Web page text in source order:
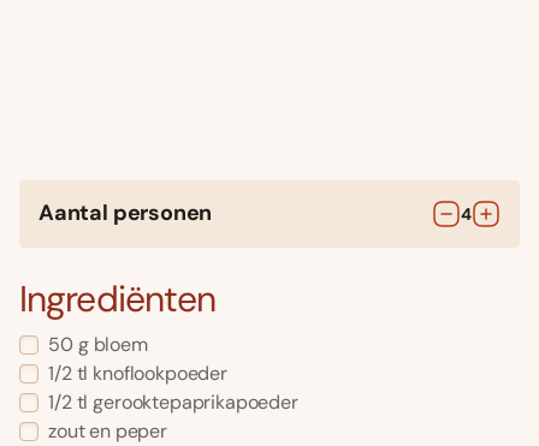
Aantal personen 4
Ingrediënten
50 g bloem
1/2 tl knoflookpoeder
1/2 tl gerooktepaprikapoeder
zout en peper